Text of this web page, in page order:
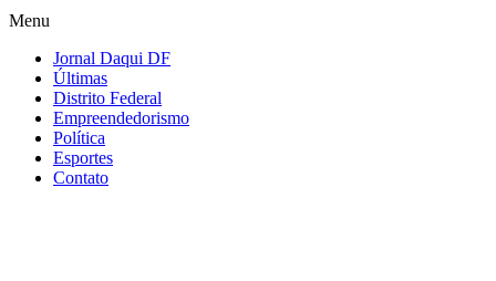
Menu
Jornal Daqui DF
Últimas
Distrito Federal
Empreendedorismo
Política
Esportes
Contato